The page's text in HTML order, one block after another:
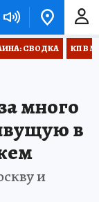
СВОДКА КП В
много
в
и